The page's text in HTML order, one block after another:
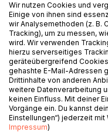
Was Sie in
Menschen,
Petrovs
Heilern
Wir nutzen Cookies und
Einige von ihnen sind
wir Analysemethoden (z. B.
Tracking), um zu messen,
wird. Wir verwenden
hierzu serverseitiges
geräteübergreifend
gehashte E-Mail-Adressen
Drittinhalte von anderen
weitere Datenverarbeitung
keinen Einfluss. Mit deiner
Vorgänge ein. Du kannst
Einstellungen“) jederzeit
Impressum)